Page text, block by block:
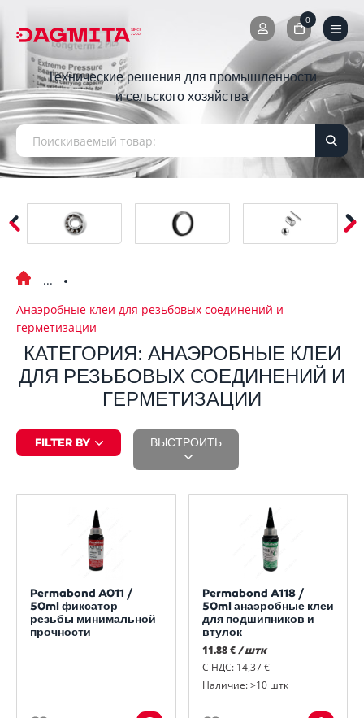
0
0
Технические решения для промышленности
и сельского хозяйства
Анаэробные клеи для резьбовых соединений и
герметизации
КАТЕГОРИЯ: АНАЭРОБНЫЕ КЛЕИ
ДЛЯ РЕЗЬБОВЫХ СОЕДИНЕНИЙ И
ГЕРМЕТИЗАЦИИ
FILTER BY ВЫСТРОИТЬ
Permabond A011 /
50ml фиксатор
резьбы минимальной
прочности
Permabond A118 /
50ml анаэробные клеи
для подшипников и
втулок
11.88 € / штк
С НДС: 14,37 €
Наличие: >10 штк